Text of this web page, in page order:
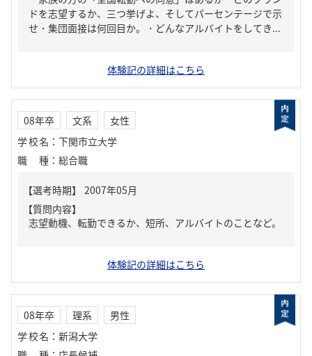
ドを志望するか、三つ挙げよ、そしてパーセンテージで示
せ・集団面接は何回目か。・どんなアルバイトをしてき...
体験記の詳細はこちら
08年卒 文系
女性
学校名 ： 下関市立大学
職種 ： 総合職
【質問内容】
志望動機、転勤できるか、短所、アルバイトのことなど。
体験記の詳細はこちら
08年卒 理系
男性
学校名 ： 新潟大学